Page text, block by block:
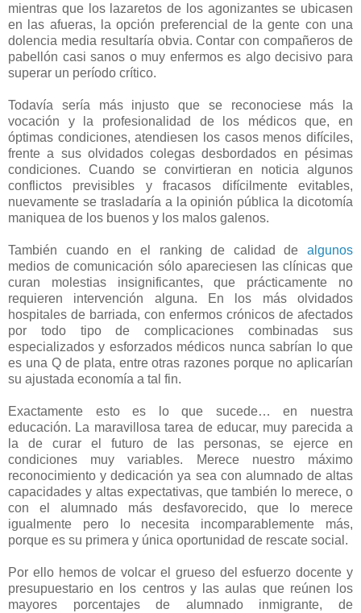
mientras que los lazaretos de los agonizantes se ubicasen
en las afueras, la opción preferencial de la gente con una
dolencia media resultaría obvia. Contar con compañeros de
pabellón casi sanos o muy enfermos es algo decisivo para
superar un período crítico.
Todavía sería más injusto que se reconociese más la
vocación y la profesionalidad de los médicos que, en
óptimas condiciones, atendiesen los casos menos difíciles,
frente a sus olvidados colegas desbordados en pésimas
condiciones. Cuando se convirtieran en noticia algunos
conflictos previsibles y fracasos difícilmente evitables,
nuevamente se trasladaría a la opinión pública la dicotomía
maniquea de los buenos y los malos galenos.
También cuando en el ranking de calidad de algunos
medios de comunicación sólo apareciesen las clínicas que
curan molestias insignificantes, que prácticamente no
requieren intervención alguna. En los más olvidados
hospitales de barriada, con enfermos crónicos de afectados
por todo tipo de complicaciones combinadas sus
especializados y esforzados médicos nunca sabrían lo que
es una Q de plata, entre otras razones porque no aplicarían
su ajustada economía a tal fin.
Exactamente esto es lo que sucede… en nuestra
educación. La maravillosa tarea de educar, muy parecida a
la de curar el futuro de las personas, se ejerce en
condiciones muy variables. Merece nuestro máximo
reconocimiento y dedicación ya sea con alumnado de altas
capacidades y altas expectativas, que también lo merece, o
con el alumnado más desfavorecido, que lo merece
igualmente pero lo necesita incomparablemente más,
porque es su primera y única oportunidad de rescate social.
Por ello hemos de volcar el grueso del esfuerzo docente y
presupuestario en los centros y las aulas que reúnen los
mayores porcentajes de alumnado inmigrante, de